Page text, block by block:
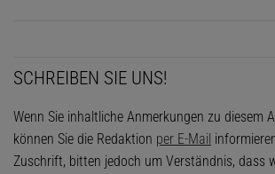
SCHREIBEN SIE UNS!
Wenn Sie inhaltliche Anmerkungen zu diesem
können Sie die Redaktion per E-Mail
Zuschrift, bitten jedoch um Verständnis, dass